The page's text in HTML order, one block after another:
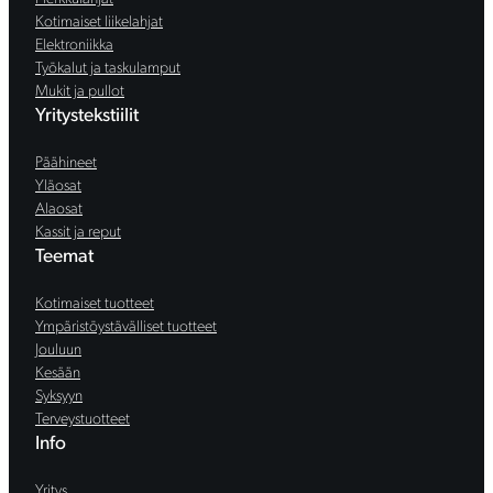
Kotimaiset liikelahjat
Elektroniikka
Työkalut ja taskulamput
Mukit ja pullot
Yritystekstiilit
Päähineet
Yläosat
Alaosat
Kassit ja reput
Teemat
Kotimaiset tuotteet
Ympäristöystävälliset tuotteet
Jouluun
Kesään
Syksyyn
Terveystuotteet
Info